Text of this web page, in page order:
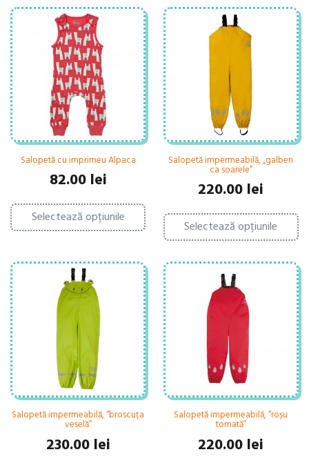
multe
variații.
Opțiunile
pot
fi
alese
în
pagina
produsului.
fi
în
Salopetă cu imprimeu Alpaca
82.00 lei
Selectează opțiunile
Acest
produs
are
variații.
Opțiunile
pot
fi
alese
în
pagina
produsului.
Salopetă impermeabilă, „galben
ca soarele”
220.00 lei
Selectează opțiunile
fi
în
Salopetă impermeabilă, “broscuța
veselă”
230.00 lei
Salopetă impermeabilă, “roșu
tomată”
220.00 lei